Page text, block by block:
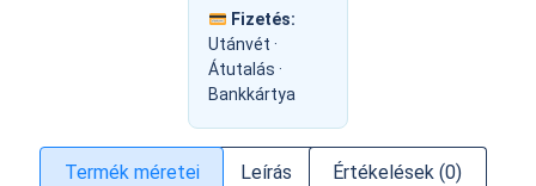
Fizetés:
Utánvét ·
Átutalás ·
Bankkártya
Termék méretei Leírás Értékelések (0)